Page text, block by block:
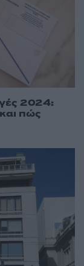
2024:
πώς